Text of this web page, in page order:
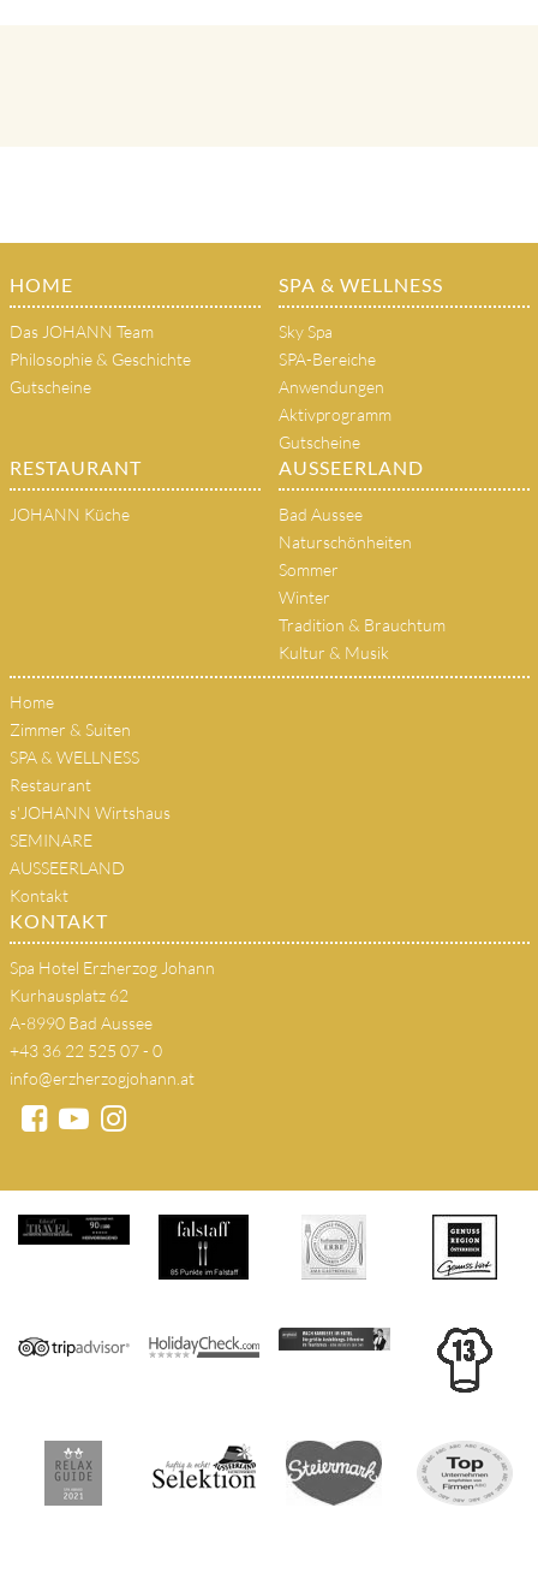
HOME
Das JOHANN Team
Philosophie & Geschichte
Gutscheine
SPA & WELLNESS
Sky Spa
SPA-Bereiche
Anwendungen
Aktivprogramm
Gutscheine
RESTAURANT
JOHANN Küche
AUSSEERLAND
Bad Aussee
Naturschönheiten
Sommer
Winter
Tradition & Brauchtum
Kultur & Musik
Home
Zimmer & Suiten
SPA & WELLNESS
Restaurant
s'JOHANN Wirtshaus
SEMINARE
AUSSEERLAND
Kontakt
KONTAKT
Spa Hotel Erzherzog Johann
Kurhausplatz 62
A-8990 Bad Aussee
+43 36 22 525 07 - 0
info@erzherzogjohann.at